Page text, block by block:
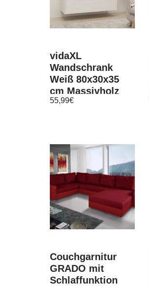
vidaXL
Wandschrank
Weiß 80x30x35
cm Massivholz
Kiefer
55,99€
Couchgarnitur
GRADO mit
Schlaffunktion